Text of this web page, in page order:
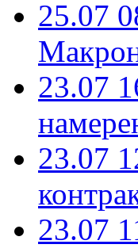
25.07
23.07
23.07
23.07